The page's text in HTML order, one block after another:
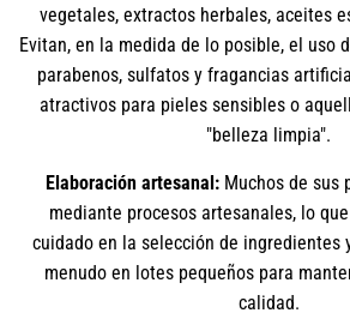
vegetales, extractos herbales, aceites
Evitan, en la medida de lo posible, el uso
parabenos, sulfatos y fragancias
atractivos para pieles sensibles o
"belleza limpia".
Elaboración artesanal: Muchos de sus
mediante procesos artesanales, lo
cuidado en la selección de ingredientes
menudo en lotes pequeños para
calidad.